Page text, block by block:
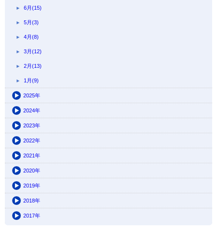
6月(15)
5月(3)
4月(8)
3月(12)
2月(13)
1月(9)
2025年
2024年
2023年
2022年
2021年
2020年
2019年
2018年
2017年